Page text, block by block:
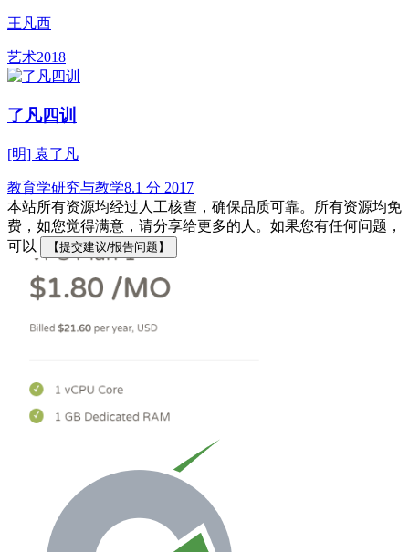
王凡西
艺术2018
了凡四训
[明] 袁了凡
教育学研究与教学8.1 分 2017
本站所有资源均经过人工核查，确保品质可靠。所有资源均免
费，如您觉得满意，请分享给更多的人。如果您有任何问题，
可以
【提交建议/报告问题】